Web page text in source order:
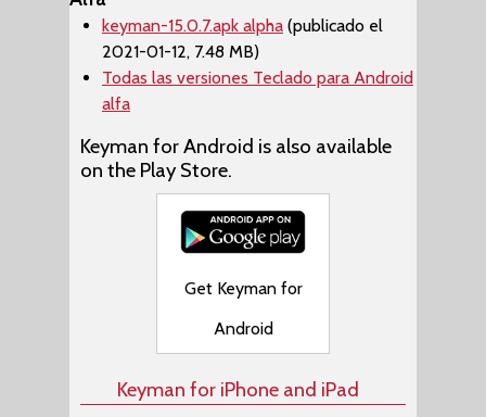
keyman-15.0.7.apk alpha (publicado el
2021-01-12, 7.48 MB)
Todas las versiones Teclado para Android
alfa
Keyman for Android is also available
on the Play Store.
Get Keyman for
Android
Keyman for iPhone and iPad